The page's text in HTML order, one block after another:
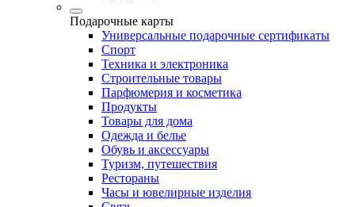
Подарочные карты
Универсальные подарочные сертификаты
Спорт
Техника и электроника
Строительные товары
Парфюмерия и косметика
Продукты
Товары для дома
Одежда и белье
Обувь и аксессуары
Туризм, путешествия
Рестораны
Часы и ювелирные изделия